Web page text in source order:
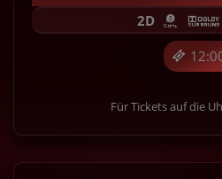
2D
Für Tickets auf die